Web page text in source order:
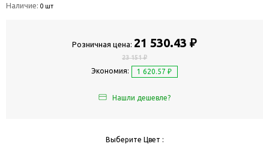
Наличие: 0 шт
Розничная цена: 21 530.43 ₽
23 151 ₽
Экономия: 1 620.57 ₽
Нашли дешевле?
Выберите Цвет :